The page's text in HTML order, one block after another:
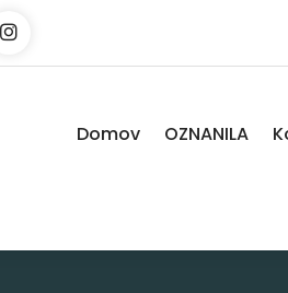
Domov OZNANILA